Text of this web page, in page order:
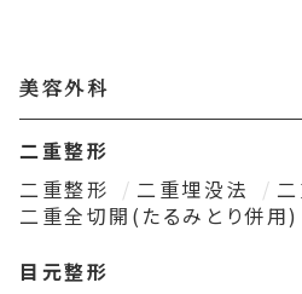
美容外科
二重整形
二重整形
二重埋没法
二重全切開(たるみとり併用)
目元整形